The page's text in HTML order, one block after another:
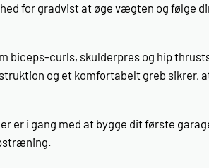
for gradvist at øge vægten og følge
biceps-curls, skulder­pres og hip
og et komfortabelt greb sikrer,
er i gang med at bygge dit første